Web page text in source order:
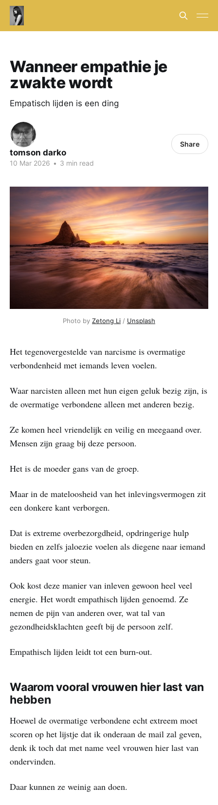
Wanneer empathie je
zwakte wordt
Empatisch lijden is een ding
tomson darko
10 Mar 2026 • 3 min read
Share
Photo by Zetong Li / Unsplash
Het tegenovergestelde van narcisme is overmatige
verbondenheid met iemands leven voelen.
Waar narcisten alleen met hun eigen geluk bezig zijn, is
de overmatige verbondene alleen met anderen bezig.
Ze komen heel vriendelijk en veilig en meegaand over.
Mensen zijn graag bij deze persoon.
Het is de moeder gans van de groep.
Maar in de mateloosheid van het inlevingsvermogen zit
een donkere kant verborgen.
Dat is extreme overbezorgdheid, opdringerige hulp
bieden en zelfs jaloezie voelen als diegene naar iemand
anders gaat voor steun.
Ook kost deze manier van inleven gewoon heel veel
energie. Het wordt empathisch lijden genoemd. Ze
nemen de pijn van anderen over, wat tal van
gezondheidsklachten geeft bij de persoon zelf.
Empathisch lijden leidt tot een burn-out.
Waarom vooral vrouwen hier last van
hebben
Hoewel de overmatige verbondene echt extreem moet
scoren op het lijstje dat ik onderaan de mail zal geven,
denk ik toch dat met name veel vrouwen hier last van
ondervinden.
Daar kunnen ze weinig aan doen.